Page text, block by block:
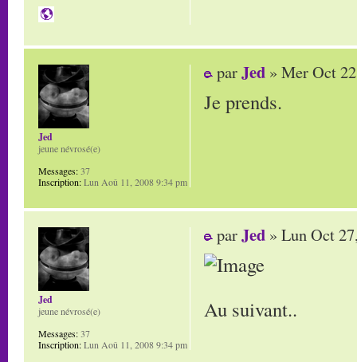
parJed » Mer Oct
Je prends.
Jed
jeune névrosé(e)
Messages:37
Inscription:Lun Aoû 11, 2008 9:34 pm
parJed » Lun Oct
Au suivant..
Jed
jeune névrosé(e)
Messages:37
Inscription:Lun Aoû 11, 2008 9:34 pm